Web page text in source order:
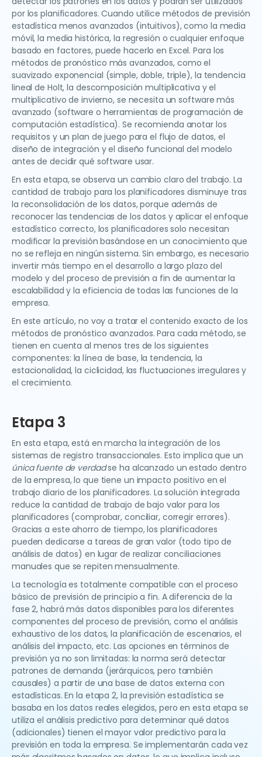
por los planificadores. Cuando utilice métodos de previsión
estadística menos avanzados (intuitivos), como la media
móvil, la media histórica, la regresión o cualquier enfoque
basado en factores, puede hacerlo en Excel. Para los
métodos de pronóstico más avanzados, como el
suavizado exponencial (simple, doble, triple), la tendencia
lineal de Holt, la descomposición multiplicativa y el
multiplicativo de invierno, se necesita un software más
avanzado (software o herramientas de programación de
computación estadística). Se recomienda anotar los
requisitos y un plan de juego para el flujo de datos, el
diseño de integración y el diseño funcional del modelo
antes de decidir qué software usar.
En esta etapa, se observa un cambio claro del trabajo. La
cantidad de trabajo para los planificadores disminuye tras
la reconsolidación de los datos, porque además de
reconocer las tendencias de los datos y aplicar el enfoque
estadístico correcto, los planificadores solo necesitan
modificar la previsión basándose en un conocimiento que
no se refleja en ningún sistema. Sin embargo, es necesario
invertir más tiempo en el desarrollo a largo plazo del
modelo y del proceso de previsión a fin de aumentar la
escalabilidad y la eficiencia de todas las funciones de la
empresa.
En este artículo, no voy a tratar el contenido exacto de los
métodos de pronóstico avanzados. Para cada método, se
tienen en cuenta al menos tres de los siguientes
componentes: la línea de base, la tendencia, la
estacionalidad, la ciclicidad, las fluctuaciones irregulares y
el crecimiento.
Etapa 3
En esta etapa, está en marcha la integración de los
sistemas de registro transaccionales. Esto implica que un
única fuente de verdadse ha alcanzado un estado dentro
de la empresa, lo que tiene un impacto positivo en el
trabajo diario de los planificadores. La solución integrada
reduce la cantidad de trabajo de bajo valor para los
planificadores (comprobar, conciliar, corregir errores).
Gracias a este ahorro de tiempo, los planificadores
pueden dedicarse a tareas de gran valor (todo tipo de
análisis de datos) en lugar de realizar conciliaciones
manuales que se repiten mensualmente.
La tecnología es totalmente compatible con el proceso
básico de previsión de principio a fin. A diferencia de la
fase 2, habrá más datos disponibles para los diferentes
componentes del proceso de previsión, como el análisis
exhaustivo de los datos, la planificación de escenarios, el
análisis del impacto, etc. Las opciones en términos de
previsión ya no son limitadas: la norma será detectar
patrones de demanda (jerárquicos, pero también
causales) a partir de una base de datos externa con
estadísticas. En la etapa 2, la previsión estadística se
basaba en los datos reales elegidos, pero en esta etapa se
utiliza el análisis predictivo para determinar qué datos
(adicionales) tienen el mayor valor predictivo para la
previsión en toda la empresa. Se implementarán cada vez